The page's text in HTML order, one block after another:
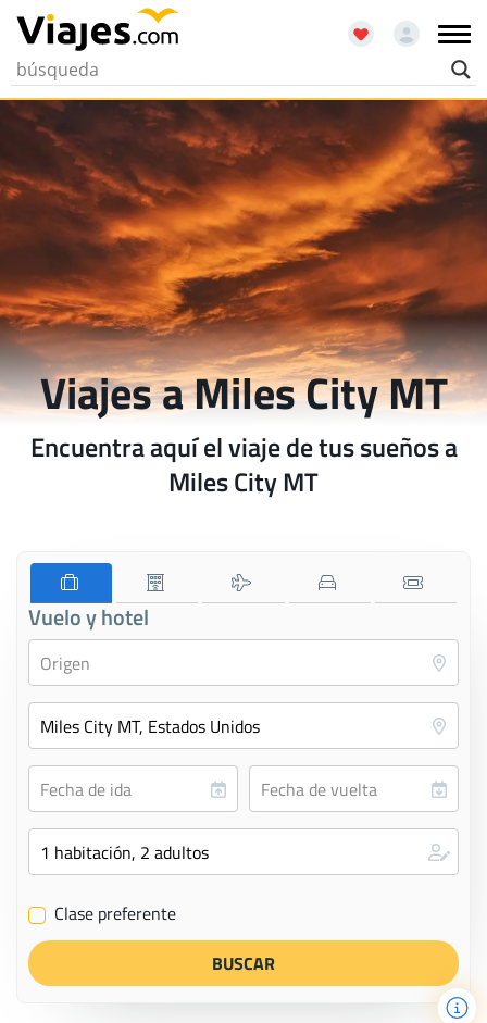
Viajes a Miles City MT
Encuentra aquí el viaje de tus sueños a
Miles City MT
Vuelo y hotel
✔ Clase preferente